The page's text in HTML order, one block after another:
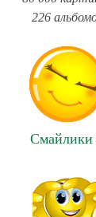
226
Смайлики